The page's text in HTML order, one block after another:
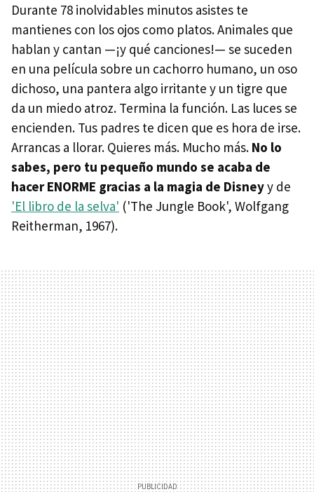
Durante 78 inolvidables minutos asistes te
mantienes con los ojos como platos. Animales que
hablan y cantan —¡y qué canciones!— se suceden
en una película sobre un cachorro humano, un oso
dichoso, una pantera algo irritante y un tigre que
da un miedo atroz. Termina la función. Las luces se
encienden. Tus padres te dicen que es hora de irse.
Arrancas a llorar. Quieres más. Mucho más. No lo
sabes, pero tu pequeño mundo se acaba de
hacer ENORME gracias a la magia de Disneyy de
'El libro de la selva' ('The Jungle Book', Wolfgang
Reitherman, 1967).